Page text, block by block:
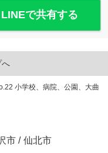
LINEで共有する
へ
小学校、病院、公園、大曲
市 / 仙北市